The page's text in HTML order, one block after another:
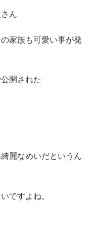
ん
家族も可愛い事が発
開された
麗なめいだというん
ですよね。